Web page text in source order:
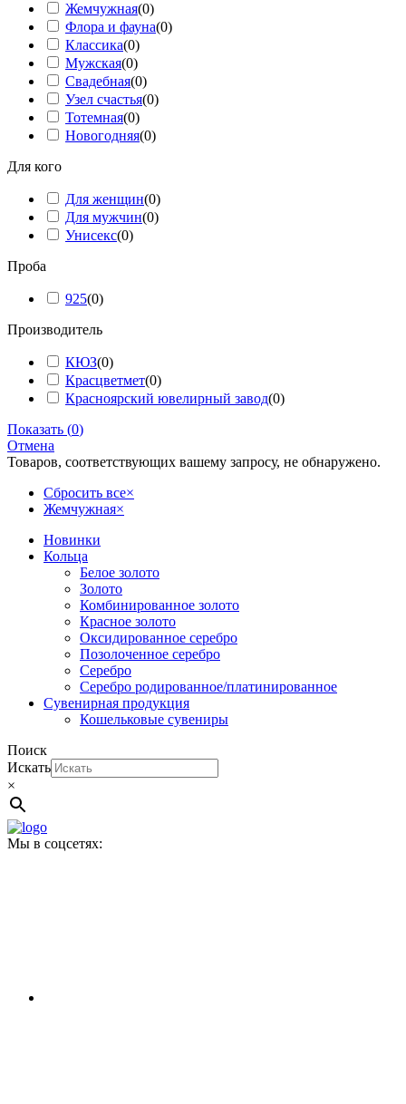
Жемчужная(0)
Флора и фауна(0)
Классика(0)
Мужская(0)
Свадебная(0)
Узел счастья(0)
Тотемная(0)
Новогодняя(0)
Для кого
Для женщин(0)
Для мужчин(0)
Унисекс(0)
Проба
925(0)
Производитель
КЮЗ(0)
Красцветмет(0)
Красноярский ювелирный завод(0)
Показать (0)
Отмена
Товаров, соответствующих вашему запросу, не обнаружено.
Сбросить все×
Жемчужная×
Новинки
Кольца
Белое золото
Золото
Комбинированное золото
Красное золото
Оксидированное серебро
Позолоченное серебро
Серебро
Серебро родированное/платинированное
Сувенирная продукция
Кошельковые сувениры
Поиск
Искать
×
Мы в соцсетях: